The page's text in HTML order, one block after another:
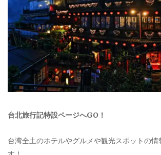
台北旅行記特設ページへGO！
台湾全土のホテルやグルメや観光スポットの情